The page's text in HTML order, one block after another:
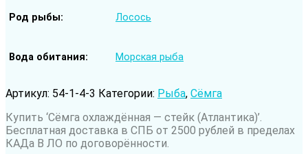
Род рыбы Лосось
Вода обитания Морская рыба
Артикул: 54-1-4-3 Категории: Рыба, Сёмга
Купить ‘Сёмга охлаждённая — стейк (Атлантика)’.
Бесплатная доставка в СПБ от 2500 рублей в пределах
КАДа В ЛО по договорённости.